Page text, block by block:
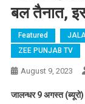
बल तैनात,
Featured
ZEE PUNJAB TV
August 9, 2023
जालन्धर 9 अगस्त (ब्यूरो)